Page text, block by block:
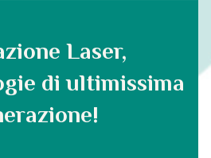
Laser,
di ultimissima